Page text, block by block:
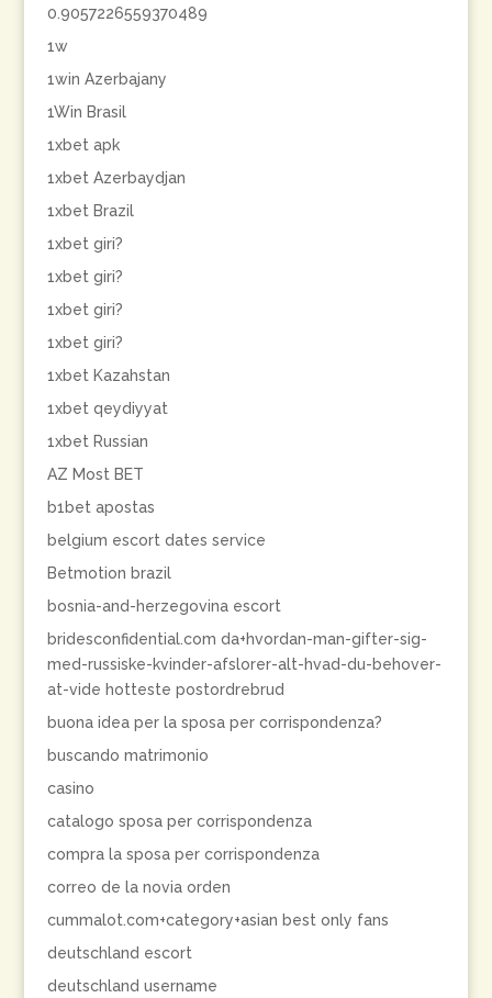
0.9057226559370489
1w
1win Azerbajany
1Win Brasil
1xbet apk
1xbet Azerbaydjan
1xbet Brazil
1xbet giri?
1xbet giri?
1xbet giri?
1xbet giri?
1xbet Kazahstan
1xbet qeydiyyat
1xbet Russian
AZ Most BET
b1bet apostas
belgium escort dates service
Betmotion brazil
bosnia-and-herzegovina escort
bridesconfidential.com da+hvordan-man-gifter-sig-
med-russiske-kvinder-afslorer-alt-hvad-du-behover-
at-vide hotteste postordrebrud
buona idea per la sposa per corrispondenza?
buscando matrimonio
casino
catalogo sposa per corrispondenza
compra la sposa per corrispondenza
correo de la novia orden
cummalot.com+category+asian best only fans
deutschland escort
deutschland username